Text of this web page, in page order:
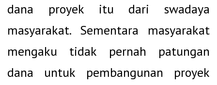
dana proyek itu dari swadaya
masyarakat. Sementara masyarakat
mengaku tidak pernah patungan
dana untuk pembangunan proyek